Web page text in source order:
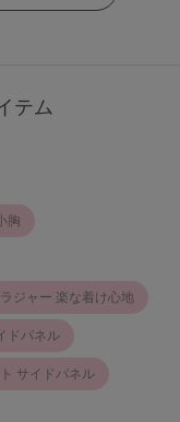
テム
胸
ジャー 楽な着け心地
ドパネル
サイドパネル